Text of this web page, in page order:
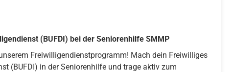
(BUFDI) bei der Seniorenhilfe SMMP
Freiwilligendienstprogramm! Mach dein Freiwilliges
(BUFDI) in der Seniorenhilfe und trage aktiv zum